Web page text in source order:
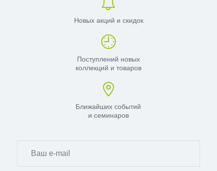
Новых акций и скидок
Поступлений новых
коллекций и товаров
Ближайших событий
и семинаров